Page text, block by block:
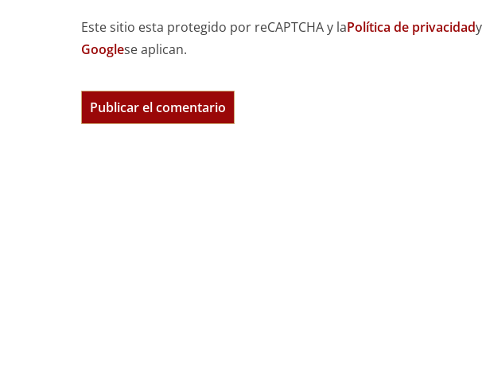
Este sitio esta protegido por reCAPTCHA y laPolítica de privacidad
Googlese aplican.